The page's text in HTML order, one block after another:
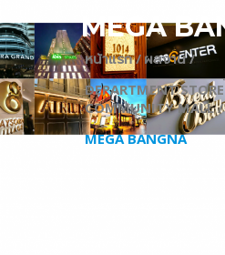
MEGA
หน้าแรก /ผลงาน /
DEPARTMENT
COMMUNITY MALL /
MEGA BANGNA